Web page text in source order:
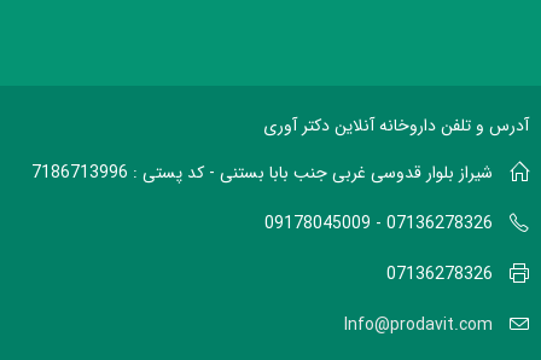
آدرس و تلفن داروخانه آنلاین دکتر آوری
شیراز بلوار قدوسی غربی جنب بابا بستنی - کد پستی : 7186713996
07136278326 - 09178045009
07136278326
Info@prodavit.com